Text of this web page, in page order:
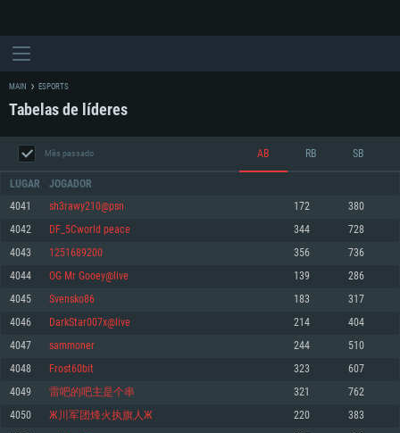
REQUERIMENTOS DE SISTEMA
Mínimo
Sistema Operativo: Windows 10 (64 bit)
Processador: Dual-Core 2.2 GHz
Memória: 4GB
Mínimo
Sistema Operativo: Mac OS Big Sur 11.0 ou versão mais recente
Processador: Core i5 2.2GHz mínimo (Intel Xeon não suportado)
Memória: 6 GB
Mínimo
Sistema Operativo: Distribuições mais modernas do Linux de 64bit
Processador: Dual-Core 2.4 GHz
Memória: 4 GB
MAIN ESPORTS
Tabelas de líderes
Mês passado AB RB SB
LUGAR JOGADOR
4041 sh3rawy210@psn 172 380
4042 DF_5Cworld peace 344 728
4043 1251689200 356 736
4044 OG Mr Gooey@live 139 286
4045 Svensko86 183 317
4046 DarkStar007x@live 214 404
4047 sammoner 244 510
4048 Frost60bit 323 607
4049 雷吧的吧主是个串 321 762
4050 Ж川军团烽火执旗人Ж 220 383